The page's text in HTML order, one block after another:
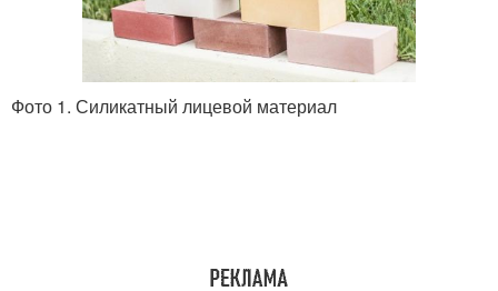
Фото 1. Силикатный лицевой материал